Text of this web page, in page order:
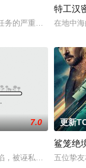
务的严重后果后，陷
特工汉
在地中
7.0
，被诬私贪国库银两
更新
鲨笼绝
五位挚